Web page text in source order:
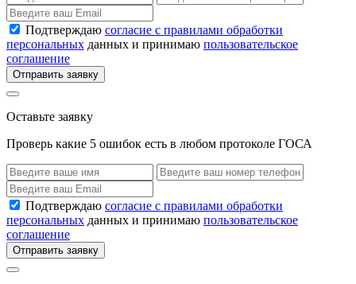
Подтверждаю согласие с правилами обработки
персональных данных и принимаю пользовательское
соглашение
Отправить заявку
Оставьте заявку
Проверь какие 5 ошибок есть в любом протоколе ГОСА
Подтверждаю согласие с правилами обработки
персональных данных и принимаю пользовательское
соглашение
Отправить заявку